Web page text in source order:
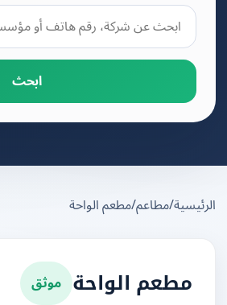
ابحث
/مطاعم/مطعم الواحة
مطعم الواحة
موثق